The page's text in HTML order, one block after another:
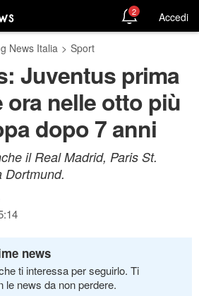
2 Accedi
News Italia > Sport
Juventus prima
ora nelle otto più
dopo 7 anni
il Real Madrid, Paris St.
Dortmund.
news
ti interessa per seguirlo. Ti
le news da non perdere.